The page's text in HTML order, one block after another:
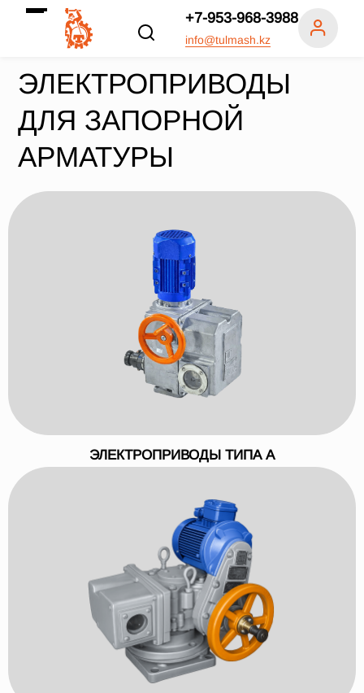
+7-953-968-3988
info@tulmash.kz
ЭЛЕКТРОПРИВОДЫ
ДЛЯ ЗАПОРНОЙ
АРМАТУРЫ
ЭЛЕКТРОПРИВОДЫ ТИПА А